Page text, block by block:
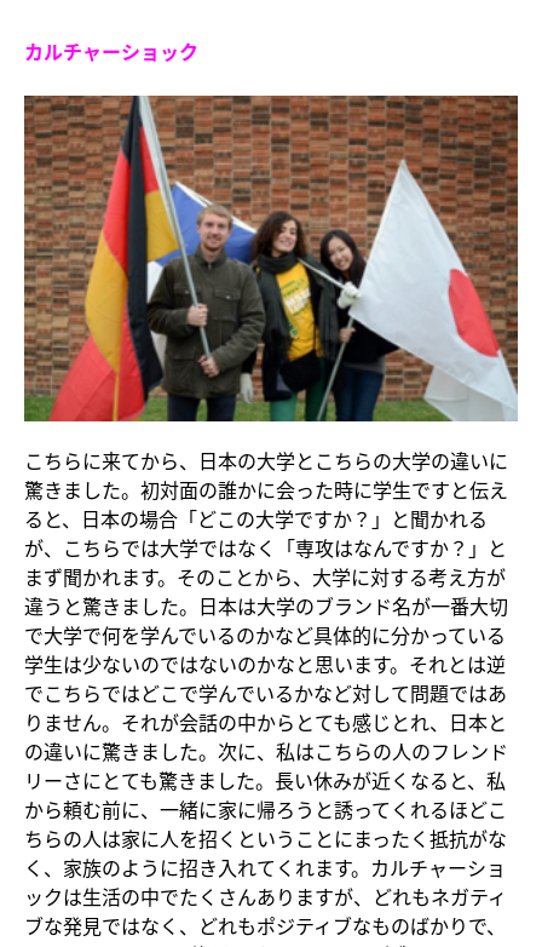
カルチャーショック
こちらに来てから、日本の大学とこちらの大学の違いに
驚きました。初対面の誰かに会った時に学生ですと伝え
ると、日本の場合「どこの大学ですか？」と聞かれる
が、こちらでは大学ではなく「専攻はなんですか？」と
まず聞かれます。そのことから、大学に対する考え方が
違うと驚きました。日本は大学のブランド名が一番大切
で大学で何を学んでいるのかなど具体的に分かっている
学生は少ないのではないのかなと思います。それとは逆
でこちらではどこで学んでいるかなど対して問題ではあ
りません。それが会話の中からとても感じとれ、日本と
の違いに驚きました。次に、私はこちらの人のフレンド
リーさにとても驚きました。長い休みが近くなると、私
から頼む前に、一緒に家に帰ろうと誘ってくれるほどこ
ちらの人は家に人を招くということにまったく抵抗がな
く、家族のように招き入れてくれます。カルチャーショ
ックは生活の中でたくさんありますが、どれもネガティ
ブな発見ではなく、どれもポジティブなものばかりで、